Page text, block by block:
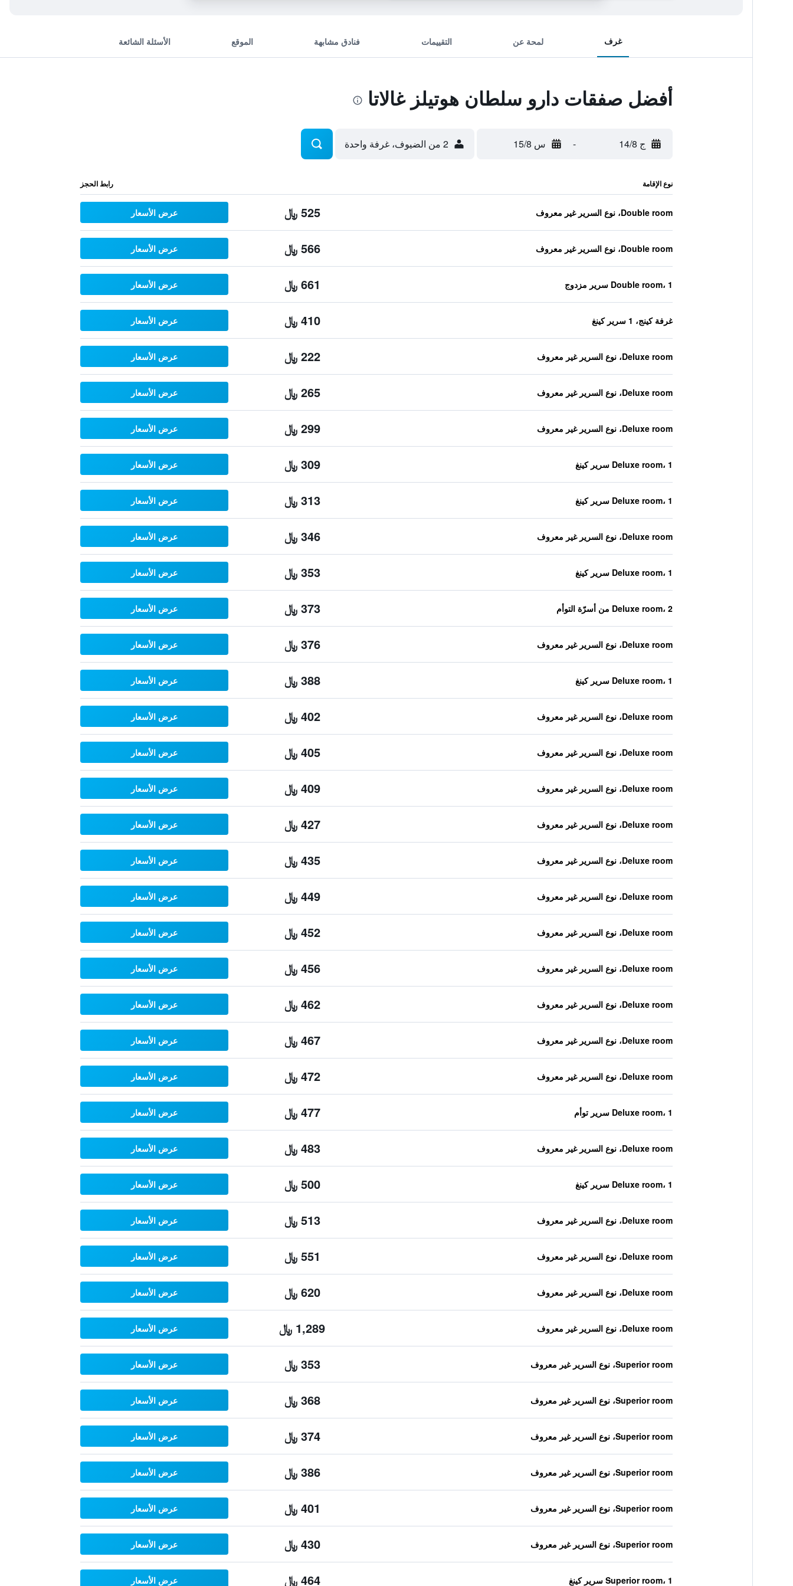
غرف لمحة عن التقييمات فنادق مشابهة الموقع الأسئلة الشائعة
أفضل صفقات دارو سلطان هوتيلز غالاتا
ج 14/8 - س 15/8 2 من الضيوف، غرفة واحدة
نوع الإقامة رابط الحجز
Double room، نوع السرير غير معروف 525 ﷼ عرض الأسعار
Double room، نوع السرير غير معروف 566 ﷼ عرض الأسعار
Double room، 1 سرير مزدوج 661 ﷼ عرض الأسعار
غرفة كينج، 1 سرير كينغ 410 ﷼ عرض الأسعار
Deluxe room، نوع السرير غير معروف 222 ﷼ عرض الأسعار
Deluxe room، نوع السرير غير معروف 265 ﷼ عرض الأسعار
Deluxe room، نوع السرير غير معروف 299 ﷼ عرض الأسعار
Deluxe room، 1 سرير كينغ 309 ﷼ عرض الأسعار
Deluxe room، 1 سرير كينغ 313 ﷼ عرض الأسعار
Deluxe room، نوع السرير غير معروف 346 ﷼ عرض الأسعار
Deluxe room، 1 سرير كينغ 353 ﷼ عرض الأسعار
Deluxe room، 2 من أسرّة التوأم 373 ﷼ عرض الأسعار
Deluxe room، نوع السرير غير معروف 376 ﷼ عرض الأسعار
Deluxe room، 1 سرير كينغ 388 ﷼ عرض الأسعار
Deluxe room، نوع السرير غير معروف 402 ﷼ عرض الأسعار
Deluxe room، نوع السرير غير معروف 405 ﷼ عرض الأسعار
Deluxe room، نوع السرير غير معروف 409 ﷼ عرض الأسعار
Deluxe room، نوع السرير غير معروف 427 ﷼ عرض الأسعار
Deluxe room، نوع السرير غير معروف 435 ﷼ عرض الأسعار
Deluxe room، نوع السرير غير معروف 449 ﷼ عرض الأسعار
Deluxe room، نوع السرير غير معروف 452 ﷼ عرض الأسعار
Deluxe room، نوع السرير غير معروف 456 ﷼ عرض الأسعار
Deluxe room، نوع السرير غير معروف 462 ﷼ عرض الأسعار
Deluxe room، نوع السرير غير معروف 467 ﷼ عرض الأسعار
Deluxe room، نوع السرير غير معروف 472 ﷼ عرض الأسعار
Deluxe room، 1 سرير توأم 477 ﷼ عرض الأسعار
Deluxe room، نوع السرير غير معروف 483 ﷼ عرض الأسعار
Deluxe room، 1 سرير كينغ 500 ﷼ عرض الأسعار
Deluxe room، نوع السرير غير معروف 513 ﷼ عرض الأسعار
Deluxe room، نوع السرير غير معروف 551 ﷼ عرض الأسعار
Deluxe room، نوع السرير غير معروف 620 ﷼ عرض الأسعار
Deluxe room، نوع السرير غير معروف 1,289 ﷼ عرض الأسعار
Superior room، نوع السرير غير معروف 353 ﷼ عرض الأسعار
Superior room، نوع السرير غير معروف 368 ﷼ عرض الأسعار
Superior room، نوع السرير غير معروف 374 ﷼ عرض الأسعار
Superior room، نوع السرير غير معروف 386 ﷼ عرض الأسعار
Superior room، نوع السرير غير معروف 401 ﷼ عرض الأسعار
Superior room، نوع السرير غير معروف 430 ﷼ عرض الأسعار
Superior room، 1 سرير كينغ 464 ﷼ عرض الأسعار